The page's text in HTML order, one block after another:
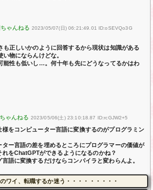
2023/05/07(日) 06:21:49.01 ID:oSEVQo3G
も正しいかのように回答するから現状は知識がある
物にならんけどな。
能性も低いし…。何十年も先にどうなってるかはわ
2023/05/06(土) 23:10:18.87 ID:rcGJW2+5
様をコンピューター言語に変換するのがプログラミン
ター言語の差を埋めるところにプログラマーの価値が
をChatGPTができるようになるのかね？
語に変換するだけならコンパイラと変わらんよ。
ワイ、転職するか迷う・・・・・・・・・